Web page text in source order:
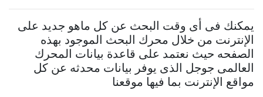
يمكنك فى أى وقت البحث عن كل ماهو جديد على
الإنترنت من خلال محرك البحث الموجود بهذه
الصفحه حيث نعتمد على قاعدة بيانات المحرك
العالمى جوجل الذى يوفر بيانات محدثه عن كل
مواقع الإنترنت بما فيها موقعنا